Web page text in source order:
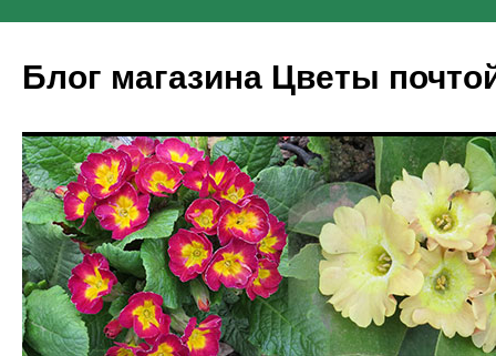
Блог магазина Цветы